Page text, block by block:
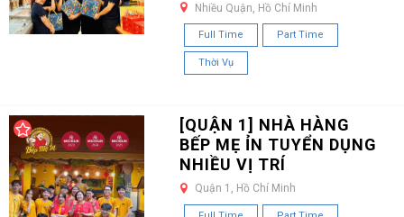
Nhiều Quận, Hồ Chí Minh
Full Time Part Time
Thời Vụ
[QUẬN 1] NHÀ HÀNG
BẾP MẸ ỈN TUYỂN DỤNG
NHIỀU VỊ TRÍ
Quận 1, Hồ Chí Minh